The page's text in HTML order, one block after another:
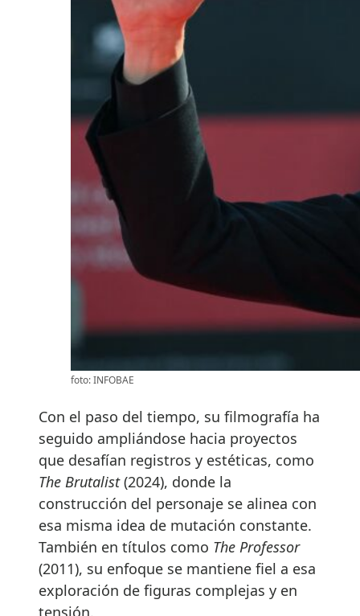
foto: INFOBAE
Con el paso del tiempo, su filmografía ha
seguido ampliándose hacia proyectos
que desafían registros y estéticas, como
The Brutalist(2024), donde la
construcción del personaje se alinea con
esa misma idea de mutación constante.
También en títulos como The Professor
(2011), su enfoque se mantiene fiel a esa
exploración de figuras complejas y en
tensión.